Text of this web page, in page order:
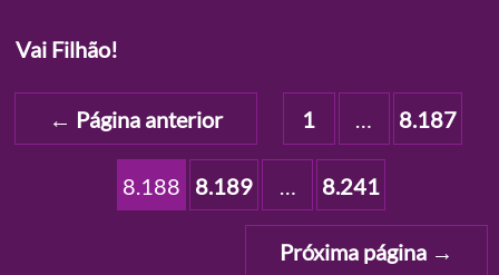
Vai Filhão!
Paginação
posts
← Página anterior 1 … 8.187
8.188 8.189 8.241
Próxima página →